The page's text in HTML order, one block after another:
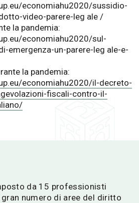
economiahu2020/sussidio-
video-parere-leg ale /
la pandemia:
economiahu2020/sul-
emergenza-un-parere-leg ale-e-
la pandemia:
economiahu2020/il-decreto-
fiscali-contro-il-
da 15 professionisti
numero di aree del diritto